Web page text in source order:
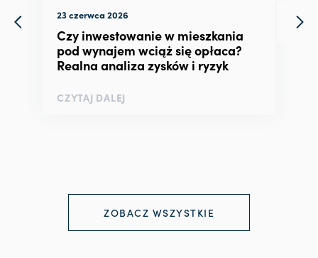
23 czerwca 2026
Czy inwestowanie w mieszkania
pod wynajem wciąż się opłaca?
Realna analiza zysków i ryzyk
CZYTAJ DALEJ
ZOBACZ WSZYSTKIE